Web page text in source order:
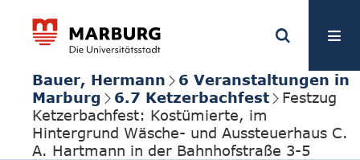
Bauer, Hermann
6 Veranstaltungen in
Marburg
6.7 Ketzerbachfest
Festzug
Ketzerbachfest: Kostümierte, im
Hintergrund Wäsche- und Aussteuerhaus C.
A. Hartmann in der Bahnhofstraße 3-5